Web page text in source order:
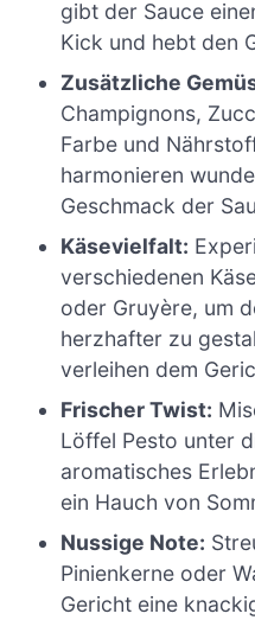
gibt der Sauce
Kick und hebt den
Zusätzliche
Champignons,
Farbe und
harmonieren
Geschmack der
Käsevielfalt:
verschiedenen
oder Gruyère, um
herzhafter zu
verleihen dem
Frischer Twist:
Löffel Pesto unter
aromatisches
ein Hauch von
Nussige Note:
Pinienkerne oder
Gericht eine